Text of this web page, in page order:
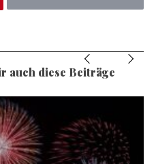
auch diese Beiträge